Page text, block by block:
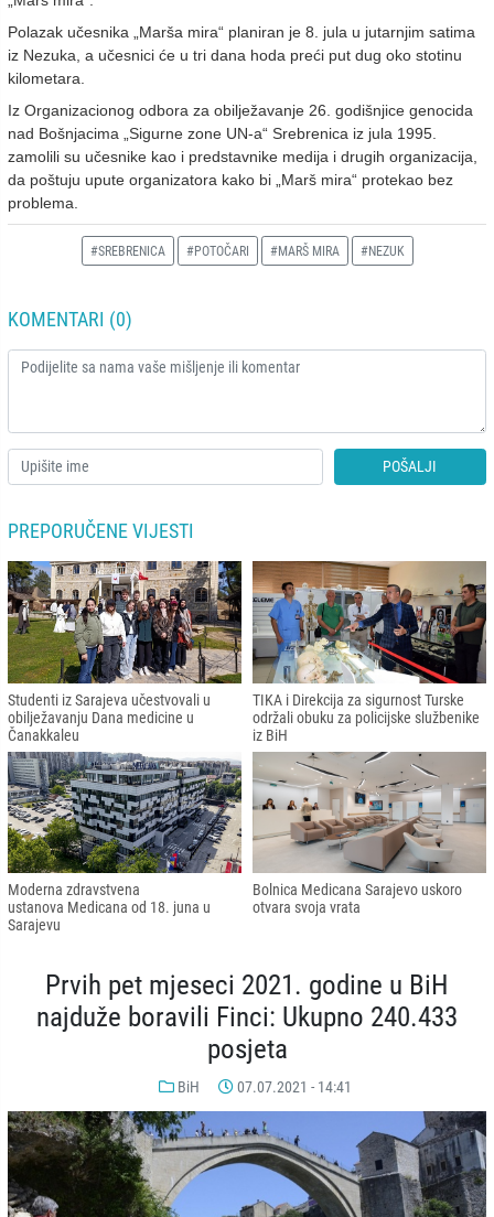
Polazak učesnika „Marša mira“ planiran je 8. jula u jutarnjim satima
iz Nezuka, a učesnici će u tri dana hoda preći put dug oko stotinu
kilometara.
Iz Organizacionog odbora za obilježavanje 26. godišnjice genocida
nad Bošnjacima „Sigurne zone UN-a“ Srebrenica iz jula 1995.
zamolili su učesnike kao i predstavnike medija i drugih organizacija,
da poštuju upute organizatora kako bi „Marš mira“ protekao bez
problema.
#SREBRENICA #POTOČARI #MARŠ MIRA #NEZUK
KOMENTARI (0)
POŠALJI
PREPORUČENE VIJESTI
Studenti iz Sarajeva učestvovali u
obilježavanju Dana medicine u
Čanakkaleu
TIKA i Direkcija za sigurnost Turske
održali obuku za policijske službenike
iz BiH
Moderna zdravstvena
ustanova Medicana od 18. juna u
Sarajevu
Bolnica Medicana Sarajevo uskoro
otvara svoja vrata
Prvih pet mjeseci 2021. godine u BiH
najduže boravili Finci: Ukupno 240.433
posjeta
BiH 07.07.2021 - 14:41